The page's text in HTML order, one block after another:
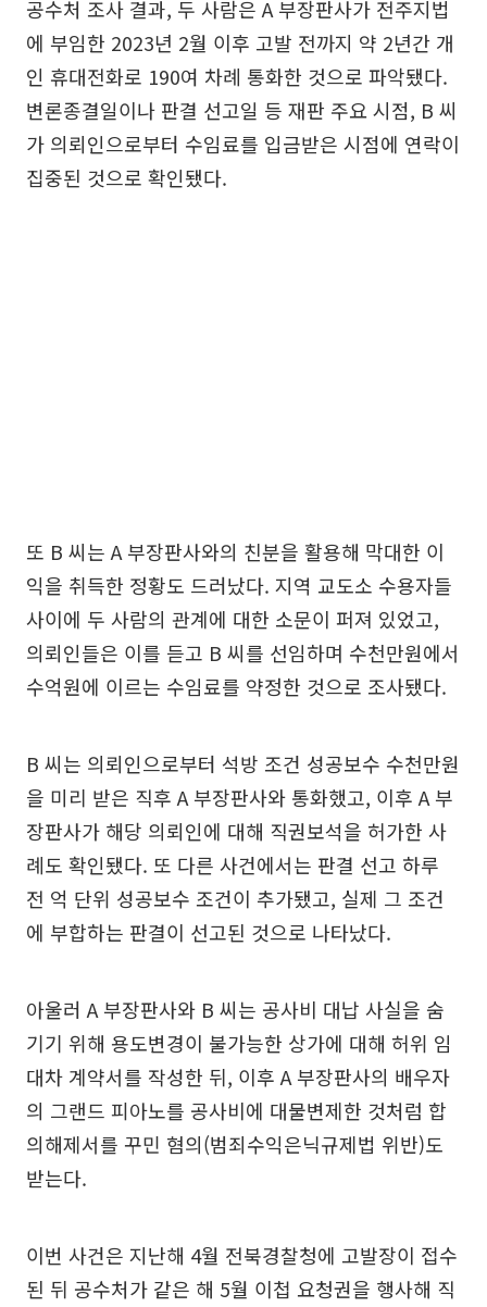
공수처 조사 결과, 두 사람은 A 부장판사가 전주지법
에 부임한 2023년 2월 이후 고발 전까지 약 2년간 개
인 휴대전화로 190여 차례 통화한 것으로 파악됐다.
변론종결일이나 판결 선고일 등 재판 주요 시점, B 씨
가 의뢰인으로부터 수임료를 입금받은 시점에 연락이
집중된 것으로 확인됐다.
또 B 씨는 A 부장판사와의 친분을 활용해 막대한 이
익을 취득한 정황도 드러났다. 지역 교도소 수용자들
사이에 두 사람의 관계에 대한 소문이 퍼져 있었고,
의뢰인들은 이를 듣고 B 씨를 선임하며 수천만원에서
수억원에 이르는 수임료를 약정한 것으로 조사됐다.
B 씨는 의뢰인으로부터 석방 조건 성공보수 수천만원
을 미리 받은 직후 A 부장판사와 통화했고, 이후 A 부
장판사가 해당 의뢰인에 대해 직권보석을 허가한 사
례도 확인됐다. 또 다른 사건에서는 판결 선고 하루
전 억 단위 성공보수 조건이 추가됐고, 실제 그 조건
에 부합하는 판결이 선고된 것으로 나타났다.
아울러 A 부장판사와 B 씨는 공사비 대납 사실을 숨
기기 위해 용도변경이 불가능한 상가에 대해 허위 임
대차 계약서를 작성한 뒤, 이후 A 부장판사의 배우자
의 그랜드 피아노를 공사비에 대물변제한 것처럼 합
의해제서를 꾸민 혐의(범죄수익은닉규제법 위반)도
받는다.
이번 사건은 지난해 4월 전북경찰청에 고발장이 접수
된 뒤 공수처가 같은 해 5월 이첩 요청권을 행사해 직